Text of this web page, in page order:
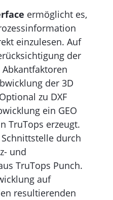
ermöglicht es,
einzulesen. Auf
der
der 3D
zu DXF
ein GEO
TruTops erzeugt.
durch
und
TruTops Punch.
auf
resultierenden